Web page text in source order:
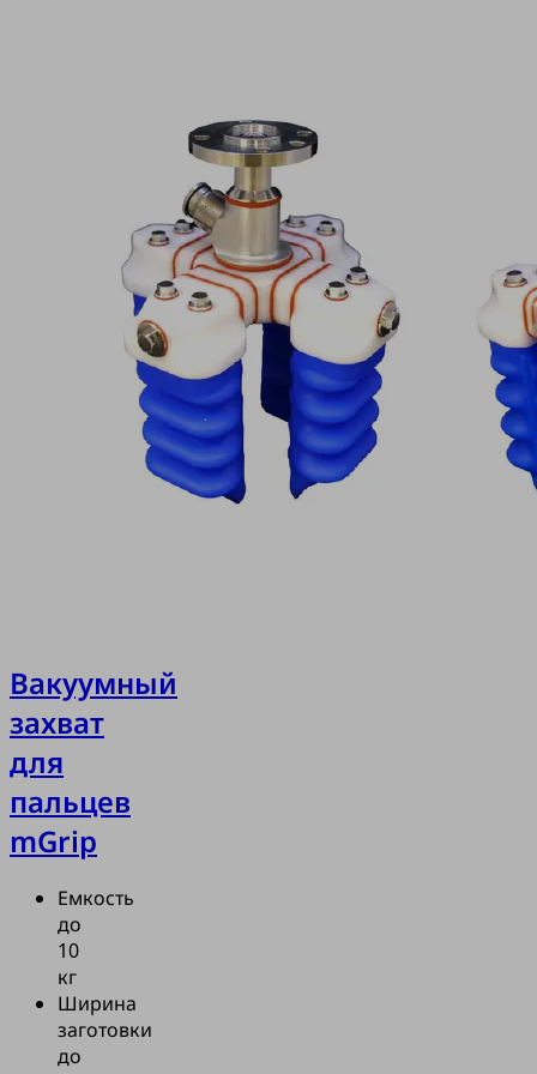
Вакуумный
захват
для
пальцев
mGrip
Емкость
до
10
кг
Ширина
заготовки
до